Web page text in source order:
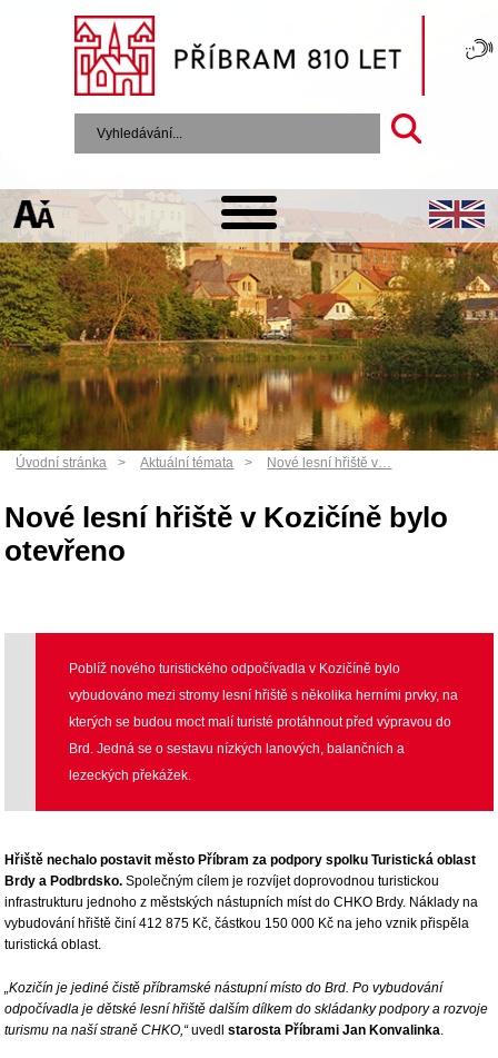
Úvodní stránka Aktuální témata Nové lesní hřiště v…
Nové lesní hřiště v Kozičíně bylo
otevřeno
Poblíž nového turistického odpočívadla v Kozičíně bylo
vybudováno mezi stromy lesní hřiště s několika herními prvky, na
kterých se budou moct malí turisté protáhnout před výpravou do
Brd. Jedná se o sestavu nízkých lanových, balančních a
lezeckých překážek.
Hřiště nechalo postavit město Příbram za podpory spolku Turistická oblast
Brdy a Podbrdsko. Společným cílem je rozvíjet doprovodnou turistickou
infrastrukturu jednoho z městských nástupních míst do CHKO Brdy. Náklady na
vybudování hřiště činí 412 875 Kč, částkou 150 000 Kč na jeho vznik přispěla
turistická oblast.
„Kozičín je jediné čistě příbramské nástupní místo do Brd. Po vybudování
odpočívadla je dětské lesní hřiště dalším dílkem do skládanky podpory a rozvoje
turismu na naší straně CHKO,“uvedlstarosta Příbrami Jan Konvalinka.